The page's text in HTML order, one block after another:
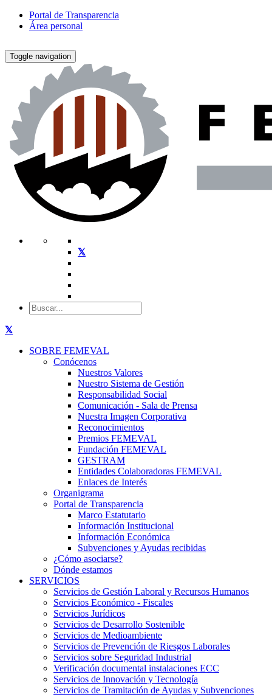
Portal de Transparencia
Área personal
Toggle navigation
SOBRE FEMEVAL
Conócenos
Nuestros Valores
Nuestro Sistema de Gestión
Responsabilidad Social
Comunicación - Sala de Prensa
Nuestra Imagen Corporativa
Reconocimientos
Premios FEMEVAL
Fundación FEMEVAL
GESTRAM
Entidades Colaboradoras FEMEVAL
Enlaces de Interés
Organigrama
Portal de Transparencia
Marco Estatutario
Información Institucional
Información Económica
Subvenciones y Ayudas recibidas
¿Cómo asociarse?
Dónde estamos
SERVICIOS
Servicios de Gestión Laboral y Recursos Humanos
Servicios Económico - Fiscales
Servicios Jurídicos
Servicios de Desarrollo Sostenible
Servicios de Medioambiente
Servicios de Prevención de Riesgos Laborales
Servicios sobre Seguridad Industrial
Verificación documental instalaciones ECC
Servicios de Innovación y Tecnología
Servicios de Tramitación de Ayudas y Subvenciones